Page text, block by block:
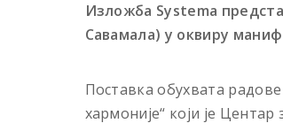
Изложба Systema
Савамала) у оквиру
Поставка обухвата
хармоније“ који је